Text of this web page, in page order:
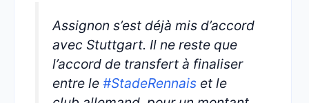
Assignon s’est déjà mis d’accord
avec Stuttgart. Il ne reste que
l’accord de transfert à finaliser
entre le #StadeRennais et le